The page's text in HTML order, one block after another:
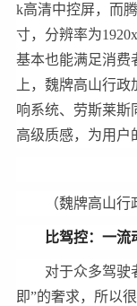
k高清中控屏，而
寸，分辨率为
基本也能满足消费
上，魏牌高山行
响系统、劳斯莱斯
高级质感，为用户
（魏牌高山行
比驾控：一
对于众多驾驶
即”的奢求，所以